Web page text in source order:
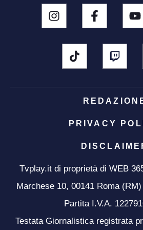
PRIVACY
Tvplay.it di proprietà di WEB
Marchese 10, 00141 Roma
Partita I.V.A.
Testata Giornalistica registrata